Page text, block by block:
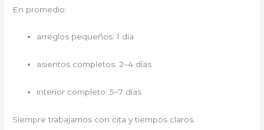
En promedio:
arreglos pequeños: 1 día
asientos completos: 2–4 días
interior completo: 5–7 días
Siempre trabajamos con cita y tiempos claros.